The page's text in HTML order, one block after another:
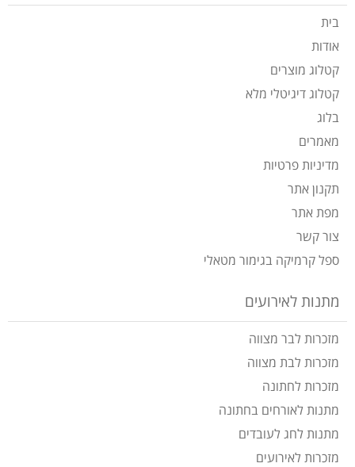
בית
אודות
קטלוג מוצרים
קטלוג דיגיטלי מלא
בלוג
מאמרים
מדיניות פרטיות
תקנון אתר
מפת אתר
צור קשר
ספל קרמיקה בגימור מטאלי
מתנות לאירועים
מזכרות לבר מצווה
מזכרות לבת מצווה
מזכרות לחתונה
מתנות לאורחים בחתונה
מתנות לחג לעובדים
מזכרות לאירועים